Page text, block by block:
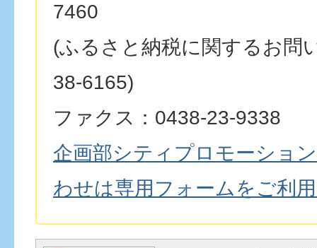
7460
(ふるさと納税に関するお問
38-6165)
ファクス：0438-23-9338
企画部シティプロモーショ
わせは専用フォームをご利